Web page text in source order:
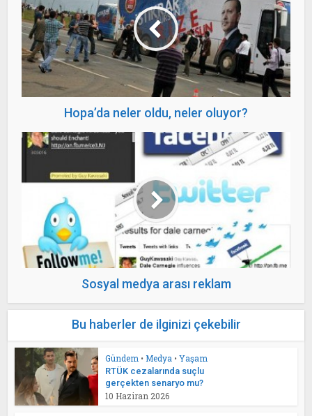
Hopa’da neler oldu, neler oluyor?
Sosyal medya arası reklam
Bu haberler de ilginizi çekebilir
Gündem • Medya • Yaşam
RTÜK cezalarında suçlu
gerçekten senaryo mu?
10 Haziran 2026